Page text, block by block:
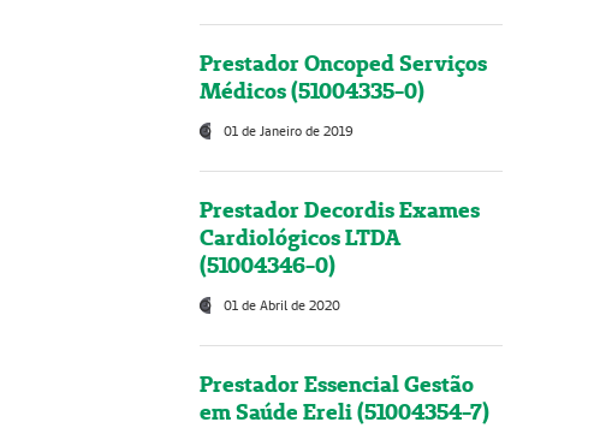
Prestador Oncoped Serviços
Médicos (51004335-0)
01 de Janeiro de 2019
Prestador Decordis Exames
Cardiológicos LTDA
(51004346-0)
01 de Abril de 2020
Prestador Essencial Gestão
em Saúde Ereli (51004354-7)